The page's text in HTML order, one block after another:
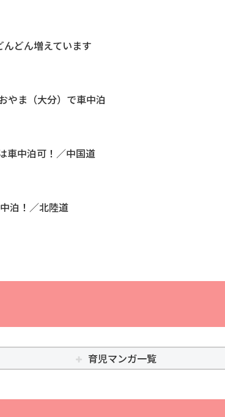
どん増えています
やま（大分）で車中泊
車中泊可！／中国道
泊！／北陸道
育児マンガ一覧